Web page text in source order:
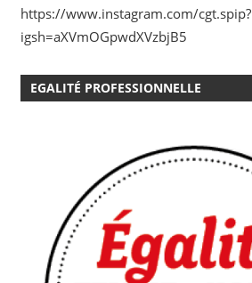
https://www.instagram.com/cgt.spip?
igsh=aXVmOGpwdXVzbjB5
EGALITÉ PROFESSIONNELLE